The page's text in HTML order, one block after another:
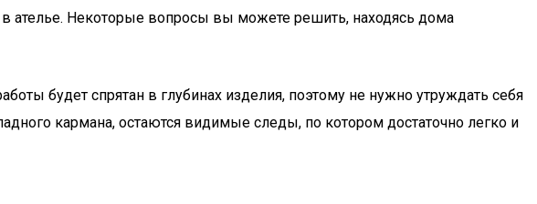
в ателье. Некоторые вопросы вы можете решить, находясь дома
будет спрятан в глубинах изделия, поэтому не нужно утруждать себя
кармана, остаются видимые следы, по котором достаточно легко и